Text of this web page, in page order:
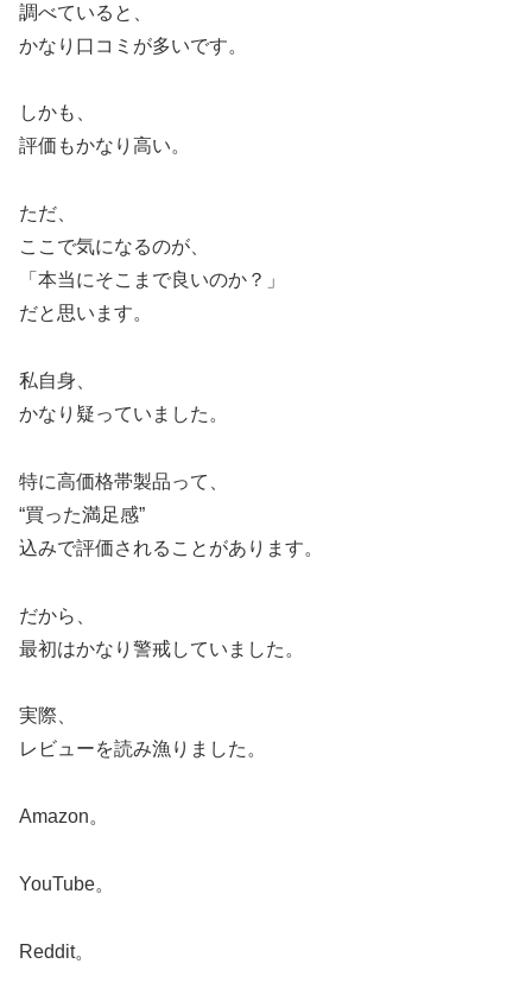
調べていると、
かなり口コミが多いです。
しかも、
評価もかなり高い。
ただ、
ここで気になるのが、
「本当にそこまで良いのか？」
だと思います。
私自身、
かなり疑っていました。
特に高価格帯製品って、
“買った満足感”
込みで評価されることがあります。
だから、
最初はかなり警戒していました。
実際、
レビューを読み漁りました。
Amazon。
YouTube。
Reddit。